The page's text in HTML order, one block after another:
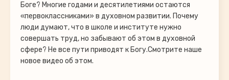
Боге? Многие годами и десятилетиями остаются
«первоклассниками» в духовном развитии. Почему
люди думают, что в школе и институте нужно
совершать труд, но забывают об этом в духовной
сфере? Не все пути приводят к Богу.Смотрите наше
новое видео об этом.